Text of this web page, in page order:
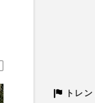
トレ